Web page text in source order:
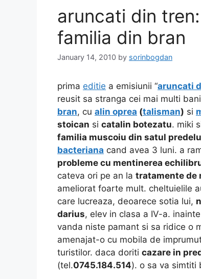
aruncati din
familia din bran
January 14, 2010 by sorinbogdan
prima editie a emisiunii “aruncati
reusit sa stranga cei mai multi
bran, cu alin oprea (talisman) si
stoican si catalin botezatu. miki
familia muscoiu din satul
bacteriana cand avea 3 luni. a
probleme cu mentinerea
cateva ori pe an la tratamente de
ameliorat foarte mult. cheltuielile
care lucreaza, deoarece sotia lui,
darius, elev in clasa a IV-a.
vanda niste pamant si sa ridice o
amenajat-o cu mobila de
turistilor. daca doriti cazare in
(tel.0745.184.514). o sa va simtiti